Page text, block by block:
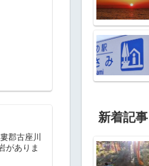
郡古座川
がありま
新着記事